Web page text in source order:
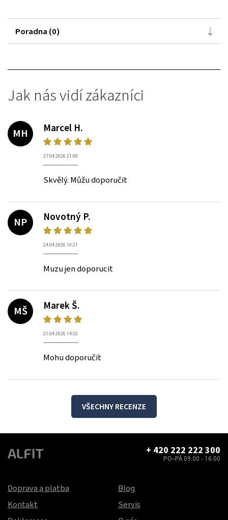
Poradna (0)
Jak nás vidí zákazníci
MH
Marcel H.
27.04.2026 21:09
Skvělý. Můžu doporučit
NP
Novotný P.
24.04.2026 10:21
Muzu jen doporucit
MŠ
Marek Š.
21.04.2026 14:32
Mohu doporučit
VŠECHNY RECENZE
+ 420 222 222 300
PO–PÁ 09.00 - 16.00
Doprava a platba
Kontakt
Blog
Servis